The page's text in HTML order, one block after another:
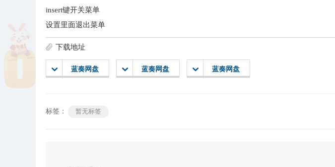
insert键开关菜单
设置里面退出菜单
下载地址
蓝奏网盘 蓝奏网盘 蓝奏网盘
标签： 暂无标签